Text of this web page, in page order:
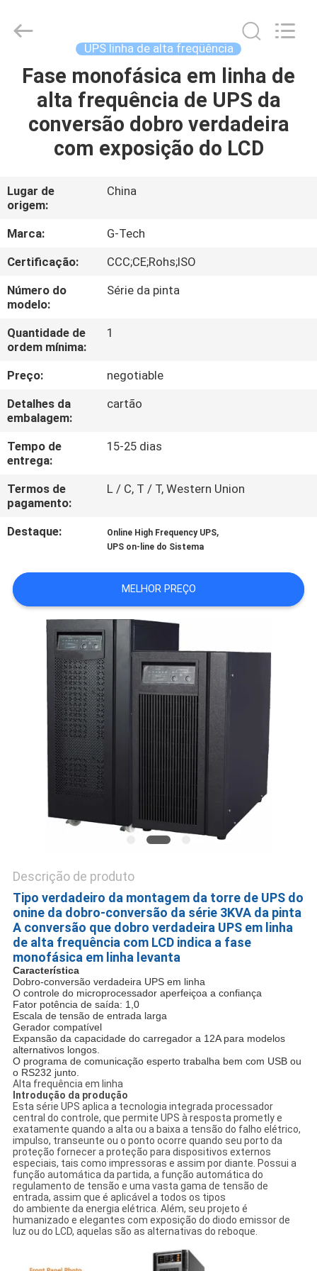
PARA
CASA
PRODUTOS
SOBRE
NÓS
VISITA
À
FÁBRICA
CONTROLE
DE
QUALIDADE
CONTACTE-
NOS
NOTÍCIAS
ORÇAMENTO
MAPA
POLÍTICA
PRIVACIDADE
POWER
GROUP.
Reserved.
UPS linha de alta freqüência
Fase monofásica em linha de
alta frequência de UPS da
conversão dobro verdadeira
com exposição do LCD
Lugar de
origem:
China
Marca:
G-Tech
Certificação:
CCC;CE;Rohs;ISO
Número do
modelo:
Série da pinta
Quantidade de
ordem mínima:
1
Preço:
negotiable
Detalhes da
embalagem:
cartão
Tempo de
entrega:
15-25 dias
Termos de
pagamento:
L / C, T / T, Western Union
Destaque: Online High Frequency UPS,
UPS on-line do Sistema
MELHOR PREÇO
Descrição de produto
Tipo verdadeiro da montagem da torre de UPS do
onine da dobro-conversão da série 3KVA da pinta
A conversão que dobro verdadeira UPS em linha
de alta frequência com LCD indica a fase
monofásica em linha levanta
Característica
Dobro-conversão verdadeira UPS em linha
O controle do microprocessador aperfeiçoa a confiança
Fator potência de saída: 1,0
Escala de tensão de entrada larga
Gerador compatível
Expansão da capacidade do carregador a 12A para modelos
alternativos longos.
O programa de comunicação esperto trabalha bem com USB ou
o RS232 junto.
Alta frequência em linha
Introdução da produção
Esta série UPS aplica a tecnologia integrada processador
central do controle, que permite UPS à resposta prometly e
exatamente quando a alta ou a baixa a tensão do falho elétrico,
impulso, transeunte ou o ponto ocorre quando seu porto da
proteção fornecer a proteção para dispositivos externos
especiais, tais como impressoras e assim por diante. Possui a
função automática da partida, a função automática do
regulamento de tensão e uma vasta gama de tensão de
entrada, assim que é aplicável a todos os tipos
do ambiente da energia elétrica. Além, seu projeto é
humanizado e elegantes com exposição do diodo emissor de
luz ou do LCD, aquelas são as alternativas do reboque.